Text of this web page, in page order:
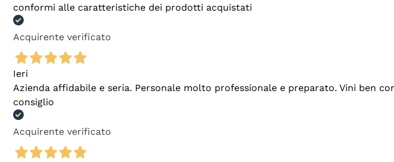
conformi alle caratteristiche dei prodotti acquistati
Acquirente verificato
Ieri
Azienda affidabile e seria. Personale molto professionale e preparato. Vini ben
consiglio
Acquirente verificato